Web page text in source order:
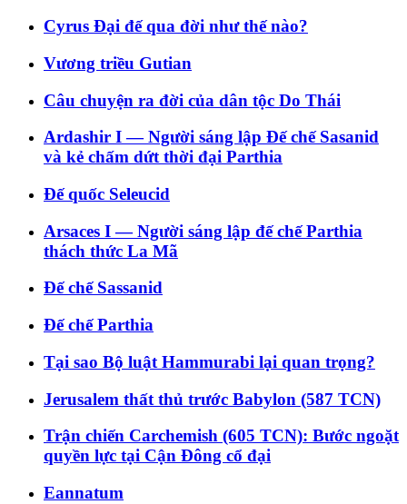
Cyrus Đại đế qua đời như thế nào?
Vương triều Gutian
Câu chuyện ra đời của dân tộc Do Thái
Ardashir I — Người sáng lập Đế chế Sasanid
và kẻ chấm dứt thời đại Parthia
Đế quốc Seleucid
Arsaces I — Người sáng lập đế chế Parthia
thách thức La Mã
Đế chế Sassanid
Đế chế Parthia
Tại sao Bộ luật Hammurabi lại quan trọng?
Jerusalem thất thủ trước Babylon (587 TCN)
Trận chiến Carchemish (605 TCN): Bước ngoặt
quyền lực tại Cận Đông cổ đại
Eannatum